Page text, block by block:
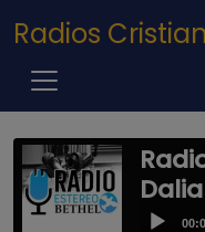
Radios
Dalia
Audio